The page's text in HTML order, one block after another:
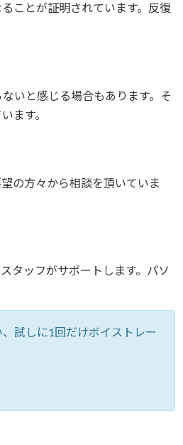
ことが証明されています。反復
いと感じる場合もあります。そ
ます。
の方々から相談を頂いていま
タッフがサポートします。パソ
試しに1回だけボイストレー